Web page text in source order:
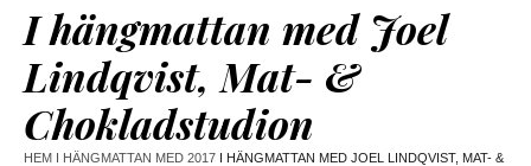
I hängmattan med Joel
Lindqvist, Mat- &
Chokladstudion
HEM I HÄNGMATTAN MED 2017 I HÄNGMATTAN MED JOEL LINDQVIST, MAT- &